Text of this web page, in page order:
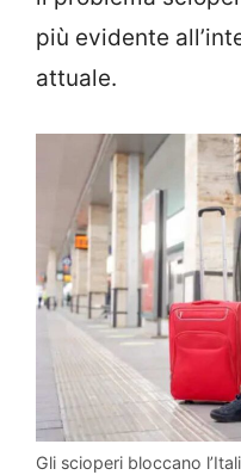
più evidente
attuale.
Gli scioperi bloccano